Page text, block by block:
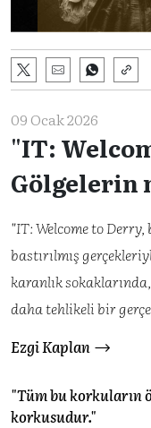
09 Ocak 2026
"IT:
Gölgelerin
"IT: Welcome to
bastırılmış
karanlık
daha tehlikeli bir
Ezgi Kaplan
"Tüm bu korkuların
korkusudur."